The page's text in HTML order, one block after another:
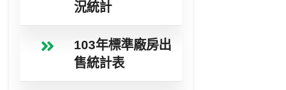
況統計
103年標準廠房出
售統計表